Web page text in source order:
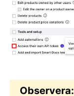
Observera: